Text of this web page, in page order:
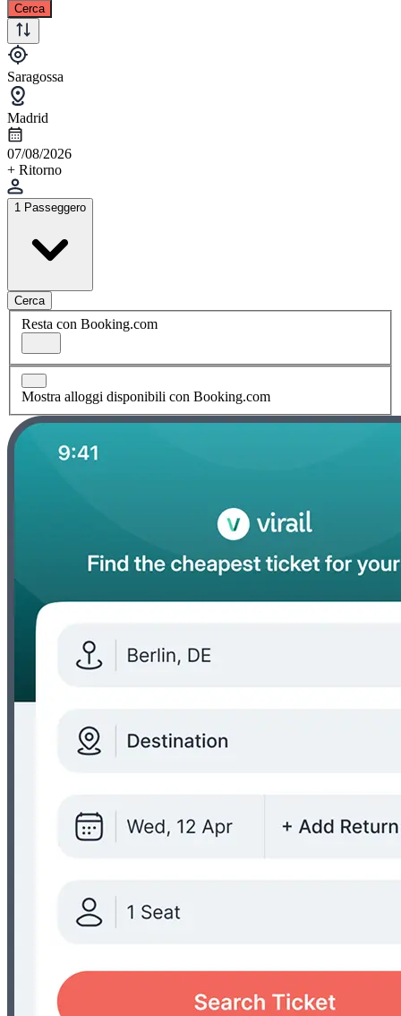
Cerca
Saragossa
Madrid
07/08/2026
+ Ritorno
1 Passeggero
Cerca
Resta con Booking.com
Mostra alloggi disponibili con Booking.com